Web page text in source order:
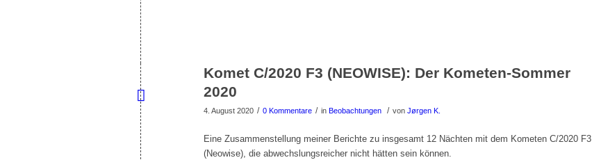
Komet C/2020 F3 (NEOWISE): Der Kometen-Sommer
2020
4. August 2020 / 0 Kommentare / in Beobachtungen / von Jørgen K.
Eine Zusammenstellung meiner Berichte zu insgesamt 12 Nächten mit dem Kometen C/2020 F3
(Neowise), die abwechslungsreicher nicht hätten sein können.